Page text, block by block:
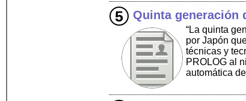
Quinta generación
“La quinta
por Japón
técnicas y
PROLOG al
automática